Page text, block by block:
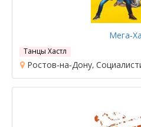
Мега-
Танцы Хастл
Ростов-на-Дону,